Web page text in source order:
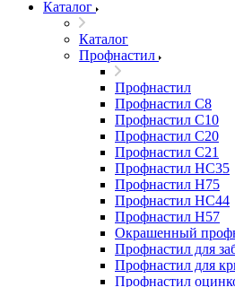
Каталог
Каталог
Профнастил
Профнастил
Профнастил С8
Профнастил С10
Профнастил С20
Профнастил С21
Профнастил НС35
Профнастил Н75
Профнастил HC44
Профнастил Н57
Окрашенный
Профнастил для
Профнастил для
Профнастил